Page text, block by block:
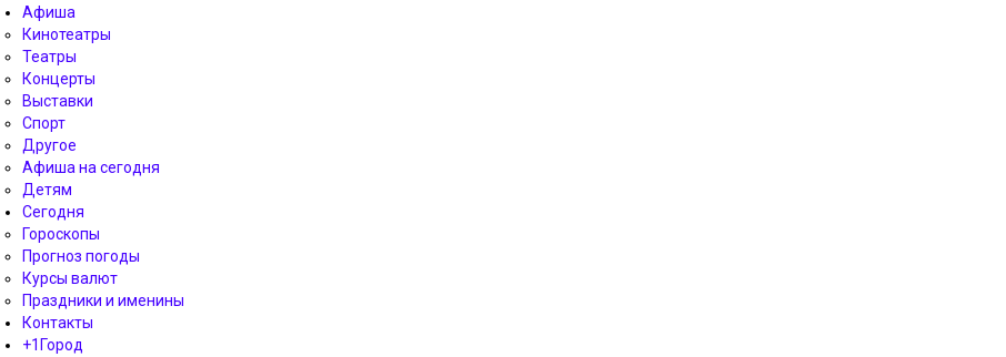
Афиша
Кинотеатры
Театры
Концерты
Выставки
Спорт
Другое
Афиша на сегодня
Детям
Сегодня
Гороскопы
Прогноз погоды
Курсы валют
Праздники и именины
Контакты
+1Город